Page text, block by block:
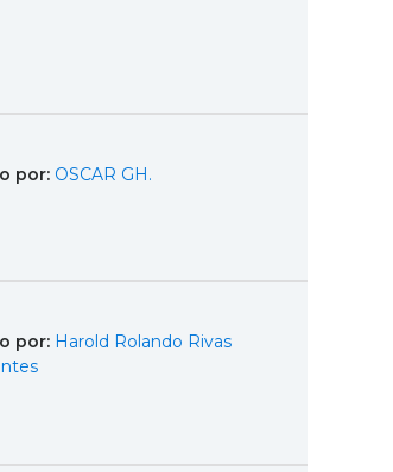
por: OSCAR GH.
por: Harold Rolando Rivas